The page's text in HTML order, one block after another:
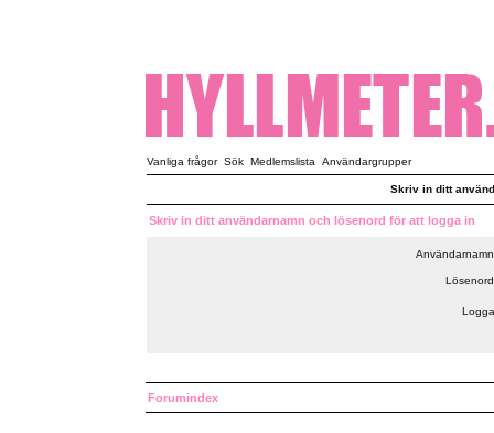
Vanliga frågor Sök Medlemslista Användargrupper
Skriv in ditt
Skriv in ditt användarnamn och lösenord för att logga in
Forumindex